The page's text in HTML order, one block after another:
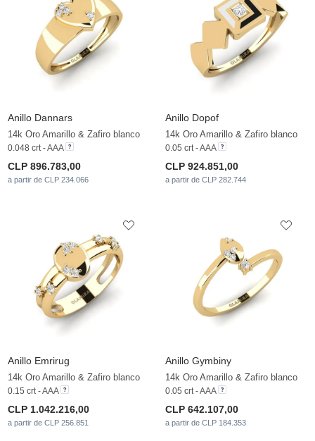
Anillo Dannars
14k Oro Amarillo & Zafiro blanco
0.048 crt - AAA
CLP 896.783,00
a partir de CLP 234.066
Anillo Dopof
14k Oro Amarillo & Zafiro blanco
0.05 crt - AAA
CLP 924.851,00
a partir de CLP 282.744
Anillo Emrirug
14k Oro Amarillo & Zafiro blanco
0.15 crt - AAA
CLP 1.042.216,00
a partir de CLP 256.851
Anillo Gymbiny
14k Oro Amarillo & Zafiro blanco
0.05 crt - AAA
CLP 642.107,00
a partir de CLP 184.353